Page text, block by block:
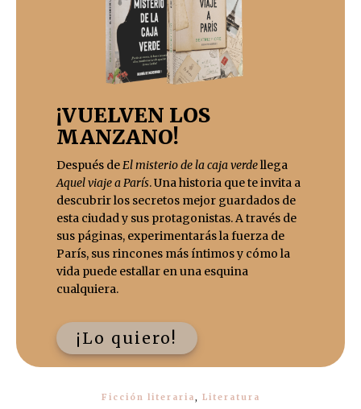
¡VUELVEN LOS
MANZANO!
Después deEl misterio de la caja verdellega
Aquel viaje a París. Una historia que te invita a
descubrir los secretos mejor guardados de
esta ciudad y sus protagonistas. A través de
sus páginas, experimentarás la fuerza de
París, sus rincones más íntimos y cómo la
vida puede estallar en una esquina
cualquiera.
¡Lo quiero!
Ficción literaria, Literatura